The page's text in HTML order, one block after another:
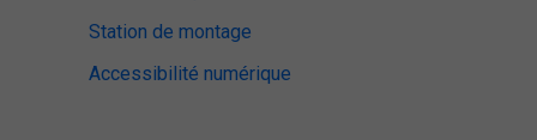
Station de montage
Accessibilité numérique